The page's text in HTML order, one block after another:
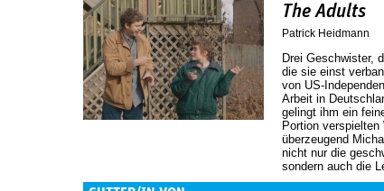
The Adults
Patrick Heidmann
Drei Geschwister,
die sie einst
von US-
Arbeit in
gelingt ihm ein
Portion
überzeugend
nicht nur die
sondern auch die